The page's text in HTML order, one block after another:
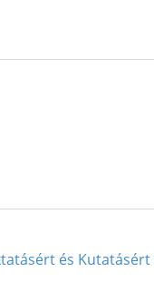
és Kutatásért